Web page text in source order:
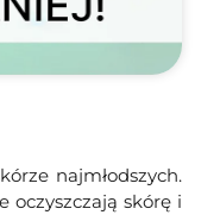
najmłodszych.
oczyszczają skórę i